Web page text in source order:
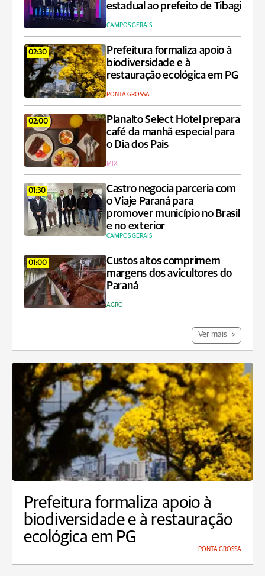
estadual ao prefeito de Tibagi
CAMPOS GERAIS
02:30
Prefeitura formaliza apoio à
biodiversidade e à
restauração ecológica em PG
PONTA GROSSA
02:00
Planalto Select Hotel prepara
café da manhã especial para
o Dia dos Pais
MIX
01:30
Castro negocia parceria com
o Viaje Paraná para
promover município no Brasil
e no exterior
CAMPOS GERAIS
01:00
Custos altos comprimem
margens dos avicultores do
Paraná
AGRO
Ver mais
Prefeitura formaliza apoio à
biodiversidade e à restauração
ecológica em PG
PONTA GROSSA